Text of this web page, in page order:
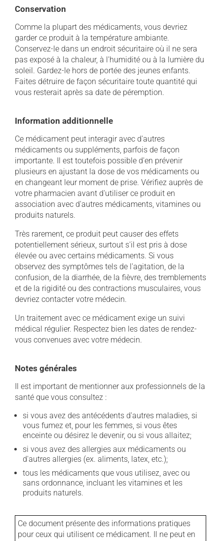
Conservation
Comme la plupart des médicaments, vous devriez
garder ce produit à la température ambiante.
Conservez-le dans un endroit sécuritaire où il ne sera
pas exposé à la chaleur, à l'humidité ou à la lumière du
soleil. Gardez-le hors de portée des jeunes enfants.
Faites détruire de façon sécuritaire toute quantité qui
vous resterait après sa date de péremption.
Information additionnelle
Ce médicament peut interagir avec d'autres
médicaments ou suppléments, parfois de façon
importante. Il est toutefois possible d'en prévenir
plusieurs en ajustant la dose de vos médicaments ou
en changeant leur moment de prise. Vérifiez auprès de
votre pharmacien avant d'utiliser ce produit en
association avec d'autres médicaments, vitamines ou
produits naturels.
Très rarement, ce produit peut causer des effets
potentiellement sérieux, surtout s'il est pris à dose
élevée ou avec certains médicaments. Si vous
observez des symptômes tels de l'agitation, de la
confusion, de la diarrhée, de la fièvre, des tremblements
et de la rigidité ou des contractions musculaires, vous
devriez contacter votre médecin.
Un traitement avec ce médicament exige un suivi
médical régulier. Respectez bien les dates de rendez-
vous convenues avec votre médecin.
Notes générales
Il est important de mentionner aux professionnels de la
santé que vous consultez :
si vous avez des antécédents d'autres maladies, si
vous fumez et, pour les femmes, si vous êtes
enceinte ou désirez le devenir, ou si vous allaitez;
si vous avez des allergies aux médicaments ou
d'autres allergies (ex. aliments, latex, etc.);
tous les médicaments que vous utilisez, avec ou
sans ordonnance, incluant les vitamines et les
produits naturels.
Ce document présente des informations pratiques
pour ceux qui utilisent ce médicament. Il ne peut en